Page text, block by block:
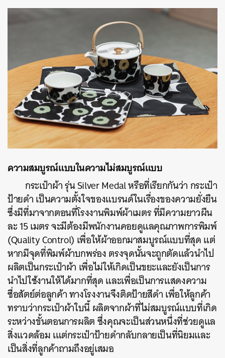
ความสมบูรณ์แบบในความไม่สมบูรณ์แบบ
กระเป๋าผ้า รุ่น Silver Medal หรือที่เรียกกันว่า กระเป๋า
ป้ายดำ เป็นความตั้งใจของแบรนด์ในเรื่องของความยั่งยืน
ซึ่งมีที่มาจากตอนที่โรงงานพิมพ์ผ้าเมตร ที่มีความยาวผืน
ละ 15 เมตร จะมีต้องมีพนักงานคอยดูแลคุณภาพการพิมพ์
(Quality Control) เพื่อให้ผ้าออกมาสมบูรณ์แบบที่สุด แต่
หากมีจุดที่พิมพ์ผ้าบกพร่อง ตรงจุดนั้นจะถูกตัดแล้วนำไป
ผลิตเป็นกระเป๋าผ้า เพื่อไม่ให้เกิดเป็นขยะและยังเป็นการ
นำไปใช้งานให้ได้มากที่สุด และเพื่อเป็นการแสดงความ
ซื่อสัตย์ต่อลูกค้า ทางโรงงานจึงติดป้ายสีดำ เพื่อให้ลูกค้า
ทราบว่ากระเป๋าผ้าใบนี้ ผลิตจากผ้าที่ไม่สมบูรณ์แบบที่เกิด
ระหว่างขั้นตอนการผลิต ซึ่งคุณจะเป็นส่วนหนึ่งที่ช่วยดูแล
สิ่งแวดล้อม เแต่กระเป๋าป้ายดำกลับกลายเป็นที่นิยมและ
เป็นสิ่งที่ลูกค้าถามถึงอยู่เสมอ